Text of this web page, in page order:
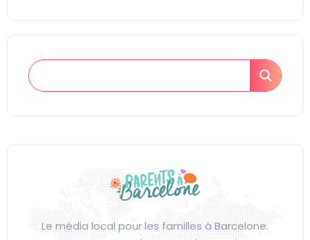
Le média local pour les familles à Barcelone.